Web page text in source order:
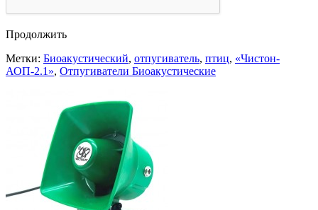
Продолжить
Метки: Биоакустический, отпугиватель, птиц, «Чистон-
АОП-2.1», Отпугиватели Биоакустические